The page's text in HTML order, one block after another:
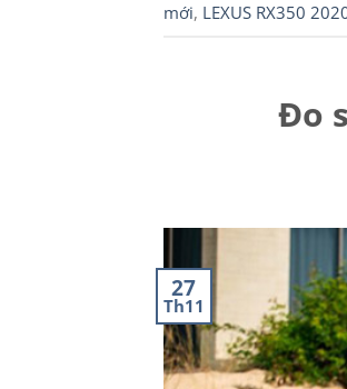
mới, LEXUS RX350
Đo
27
Th11